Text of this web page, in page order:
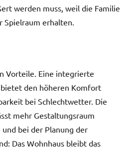
werden muss, weil die Familie
Spielraum erhalten.
Vorteile. Eine integrierte
den höheren Komfort
bei Schlechtwetter. Die
mehr Gestaltungsraum
bei der Planung der
Das Wohnhaus bleibt das